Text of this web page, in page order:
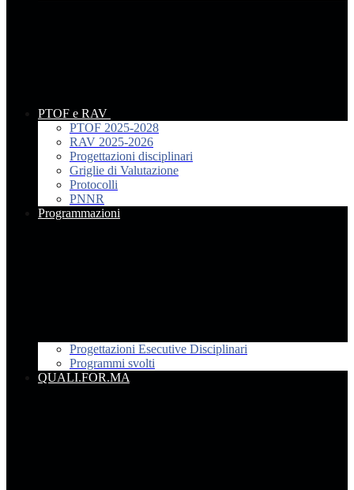
PTOF e RAV
PTOF 2025-2028
RAV 2025-2026
Progettazioni disciplinari
Griglie di Valutazione
Protocolli
PNNR
Programmazioni
Progettazioni Esecutive Disciplinari
Programmi svolti
QUALI.FOR.MA